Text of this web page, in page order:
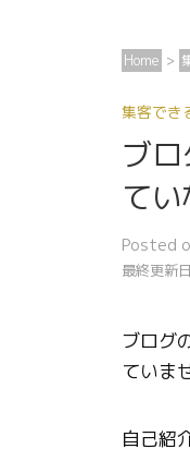
Home >
集客でき
ブ
て
Posted
最終更新
ブログ
ていま
自己紹